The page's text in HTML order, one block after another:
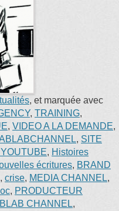
, et marquée avec
, TRAINING,
, VIDEO A LA DEMANDE,
, SITE
, Histoires
écritures, BRAND
, crise, MEDIA CHANNEL,
, PRODUCTEUR
CHANNEL,